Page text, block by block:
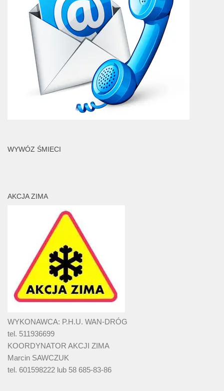
WYWÓZ ŚMIECI
AKCJA ZIMA
WYKONAWCA: P.H.U. WAN-DRÓG
tel. 511936699
KOORDYNATOR AKCJI ZIMA
Marcin SAWCZUK
tel. 601598222 lub 58 685-83-86